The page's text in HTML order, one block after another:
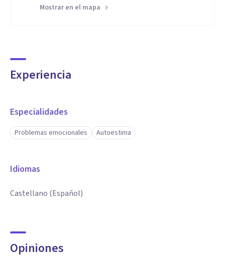
Mostrar en el mapa
Experiencia
Especialidades
Problemas emocionales Autoestima
Idiomas
Castellano (Español)
Opiniones